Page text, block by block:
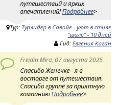
путешествий и ярких
впечатлений!Подробнее>
Тур: Турлидер в Савойе - уют в стиле
"шале" - 10 дней
Гид:Евгения Коган
Freidin Mira, 07 августа 2025
Спасибо Женечке - я в
восторге от путешествия.
Спасибо группе за приятную
компаниюПодробнее>